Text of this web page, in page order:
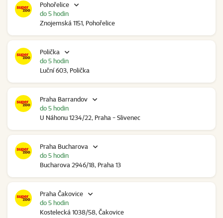
Pohořelice
Znojemská 1151, Pohořelice
do 5 hodin
Polička
Luční 603, Polička
do 5 hodin
Praha Barrandov
U Náhonu 1234/22, Praha - Slivenec
do 5 hodin
Praha Bucharova
Bucharova 2946/18, Praha 13
do 5 hodin
Praha Čakovice
Kostelecká 1038/58, Čakovice
do 5 hodin